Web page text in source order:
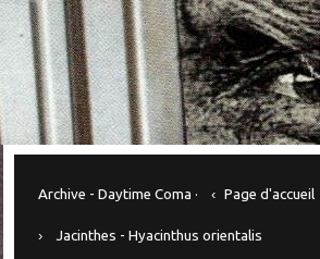
Archive - Daytime Coma · Page d'accueil
Jacinthes - Hyacinthus orientalis